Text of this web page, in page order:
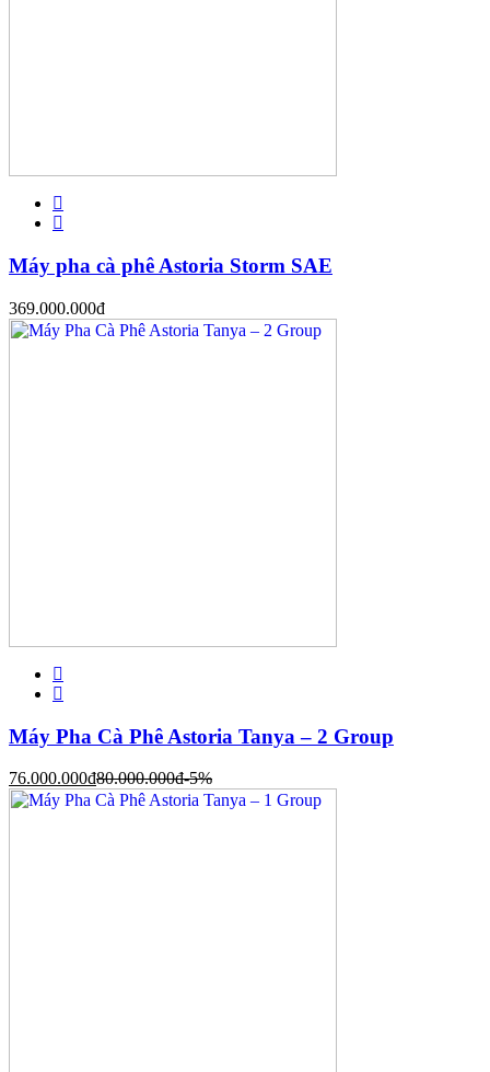
Máy pha cà phê Astoria Storm SAE
369.000.000đ
Máy Pha Cà Phê Astoria Tanya – 2 Group
76.000.000đ80.000.000đ-5%